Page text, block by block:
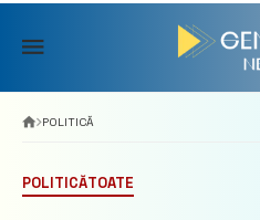
Skip
content
POLITICĂ
POLITICĂTOATE